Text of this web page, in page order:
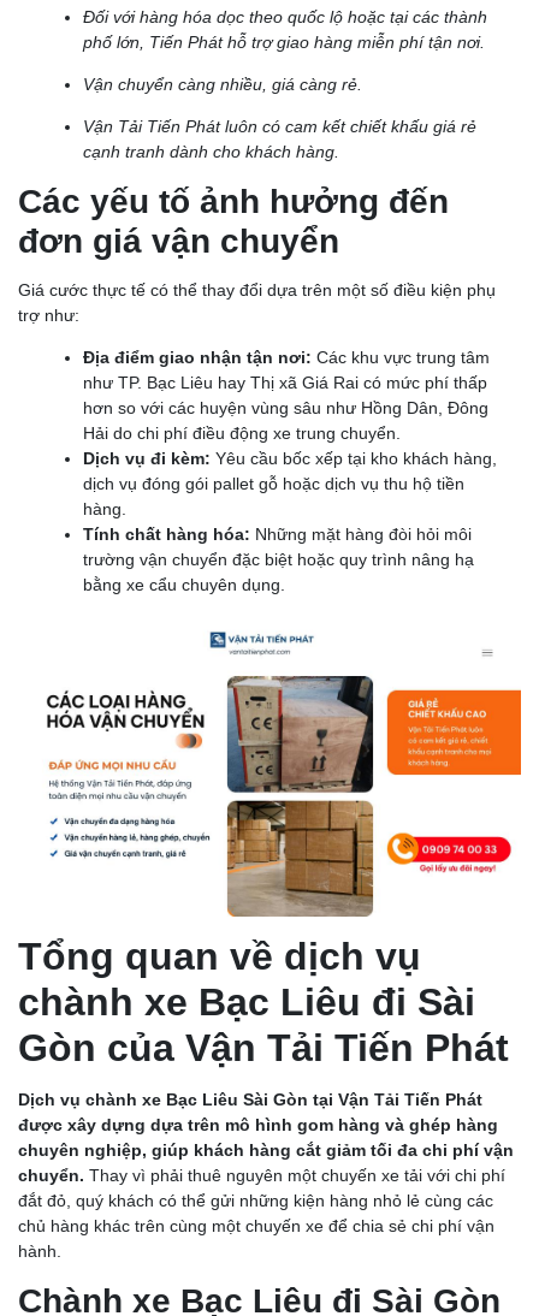
Đối với hàng hóa dọc theo quốc lộ hoặc tại các thành
phố lớn, Tiến Phát hỗ trợ giao hàng miễn phí tận nơi.
Vận chuyển càng nhiều, giá càng rẻ.
Vận Tải Tiến Phát luôn có cam kết chiết khấu giá rẻ
cạnh tranh dành cho khách hàng.
Các yếu tố ảnh hưởng đến
đơn giá vận chuyển
Giá cước thực tế có thể thay đổi dựa trên một số điều kiện phụ
trợ như:
Địa điểm giao nhận tận nơi: Các khu vực trung tâm
như TP. Bạc Liêu hay Thị xã Giá Rai có mức phí thấp
hơn so với các huyện vùng sâu như Hồng Dân, Đông
Hải do chi phí điều động xe trung chuyển.
Dịch vụ đi kèm: Yêu cầu bốc xếp tại kho khách hàng,
dịch vụ đóng gói pallet gỗ hoặc dịch vụ thu hộ tiền
hàng.
Tính chất hàng hóa: Những mặt hàng đòi hỏi môi
trường vận chuyển đặc biệt hoặc quy trình nâng hạ
bằng xe cẩu chuyên dụng.
Tổng quan về dịch vụ
chành xe Bạc Liêu đi Sài
Gòn của Vận Tải Tiến Phát
Dịch vụ chành xe Bạc Liêu Sài Gòn tại Vận Tải Tiến Phát
được xây dựng dựa trên mô hình gom hàng và ghép hàng
chuyên nghiệp, giúp khách hàng cắt giảm tối đa chi phí vận
chuyển. Thay vì phải thuê nguyên một chuyến xe tải với chi phí
đắt đỏ, quý khách có thể gửi những kiện hàng nhỏ lẻ cùng các
chủ hàng khác trên cùng một chuyến xe để chia sẻ chi phí vận
hành.
Chành xe Bạc Liêu đi Sài Gòn